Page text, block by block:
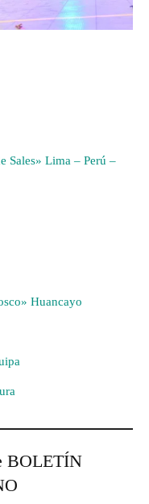
Sales» Lima – Perú –
Huancayo
BOLETÍN